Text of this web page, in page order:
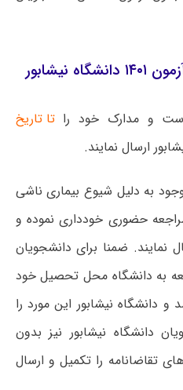
و مدارک خود راتا تاریخ
ارسال نمایند.
به دلیل شیوع بیماری ناشی
حضوری خودداری نموده و
ضمنا برای دانشجویان
به دانشگاه محل تحصیل خود
و دانشگاه نیشابور این مورد را
دانشگاه نیشابور نیز بدون
تقاضانامه را تکمیل و ارسال